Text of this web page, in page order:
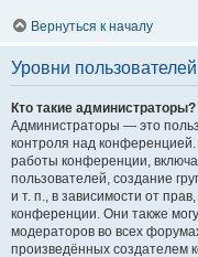
Вернуться к началу
Уровни
Кто такие администраторы?
Администраторы — это
контроля над
работы конференции,
пользователей, создание
и т. п., в зависимости от
конференции. Они также
модераторов во всех
произведённых создателем